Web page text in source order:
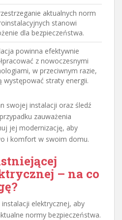
aktualnych norm
stanowi
dla bezpieczeństwa.
powinna efektywnie
z nowoczesnymi
w przeciwnym razie,
występować straty energii.
swojej instalacji oraz śledź
zauważenia
jej modernizację, aby
i komfort w swoim domu.
– na co
instalacji elektrycznej, aby
normy bezpieczeństwa.